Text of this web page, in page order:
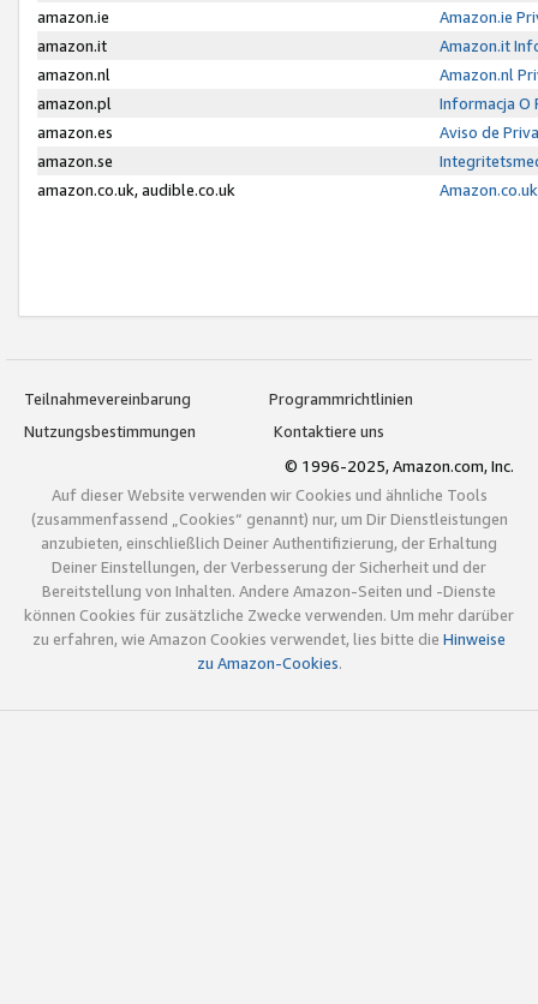
amazon.ie
Amazon.ie
amazon.it
Amazon.it
amazon.nl
Amazon.nl
amazon.pl
Informacja O
amazon.es
Aviso de
amazon.se
amazon.co.uk, audible.co.uk
Teilnahmevereinbarung
Programmrichtlinien
Nutzungsbestimmungen
Kontaktiere uns
© 1996-2025, Amazon.com, Inc.
Auf dieser Website verwenden wir Cookies und ähnliche Tools
(zusammenfassend „Cookies“ genannt) nur, um Dir Dienstleistungen
anzubieten, einschließlich Deiner Authentifizierung, der Erhaltung
Deiner Einstellungen, der Verbesserung der Sicherheit und der
Bereitstellung von Inhalten. Andere Amazon-Seiten und -Dienste
können Cookies für zusätzliche Zwecke verwenden. Um mehr darüber
zu erfahren, wie Amazon Cookies verwendet, lies bitte die Hinweise
zu Amazon-Cookies.